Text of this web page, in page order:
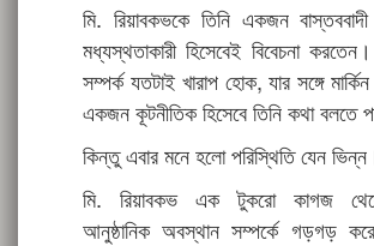
মি. রিয়াবকভকে তিনি একজন
মধ্যস্থতাকারী হিসেবেই বিবেচনা
সম্পর্ক যতটাই খারাপ হোক, যার সঙ্গে
একজন কূটনীতিক হিসেবে তিনি কথা বলতে
কিন্তু এবার মনে হলো পরিস্থিতি যেন
মি. রিয়াবকভ এক টুকরো কাগজ
আনুষ্ঠানিক অবস্থান সম্পর্কে গড়গড়